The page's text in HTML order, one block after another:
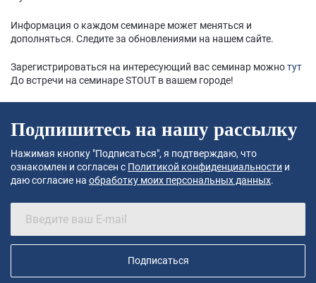
Информация о каждом семинаре может меняться и
дополняться. Следите за обновлениями на нашем сайте.
Зарегистрироваться на интересующий вас семинар можнотут
До встречи на семинаре STOUT в вашем городе!
Подпишитесь на нашу рассылку
Нажимая кнопку "Подписаться", я подтверждаю, что
ознакомлен и согласен с Политикой конфиденциальности и
даю согласие на обработку моих персональных данных.
Подписаться